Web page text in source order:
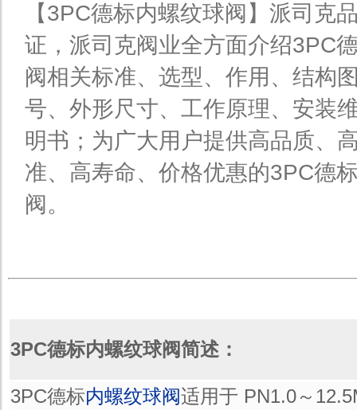
【3PC德标内螺纹球阀】派司克
证，派司克阀业全方面介绍3PC
阀相关标准、选型、作用、结构
号、外形尺寸、工作原理、安装
明书；为广大用户提供高品质、
准、高寿命、价格优惠的3PC德
阀。
3PC德标内螺纹球阀简述：
3PC德标内螺纹球阀适用于 PN1.0～